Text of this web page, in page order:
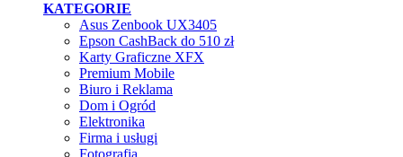
KATEGORIE
Asus Zenbook UX3405
Epson CashBack do 510 zł
Karty Graficzne XFX
Premium Mobile
Biuro i Reklama
Dom i Ogród
Elektronika
Firma i usługi
Fotografia